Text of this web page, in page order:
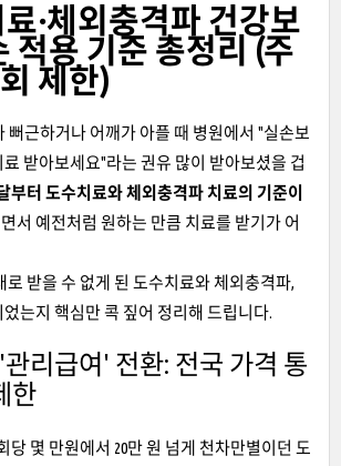
·체외충격파 건강보
적용 기준 총정리 (주
제한)
뻐근하거나 어깨가 아플 때 병원에서 "실손보
받아보세요"라는 권유 많이 받아보셨을 겁
부터 도수치료와 체외충격파 치료의 기준이
서 예전처럼 원하는 만큼 치료를 받기가 어
로 받을 수 없게 된 도수치료와 체외충격파,
는지 핵심만 콕 짚어 정리해 드립니다.
리급여' 전환: 전국 가격 통
한
당 몇 만원에서 20만 원 넘게 천차만별이던 도